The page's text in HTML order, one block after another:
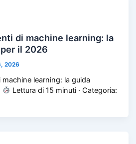
di machine learning: la
il 2026
2026
learning: la guida
Lettura di 15 minuti · Categoria: